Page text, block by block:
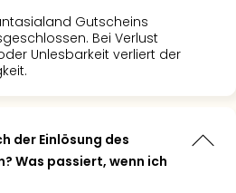
Gutscheins
Bei Verlust
Unlesbarkeit verliert der
der Einlösung des
Was passiert, wenn ich